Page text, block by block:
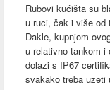
Rubovi kućišta su
u ruci, čak i više od
Dakle, kupnjom
u relativno tankom
dolazi s IP67
svakako treba uzeti